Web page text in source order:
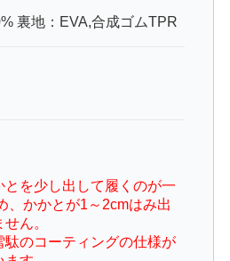
裏地：EVA,合成ゴムTPR
を少し出して履くのが一
、かかとが1～2cmはみ出
ん。
のコーティングの仕様が